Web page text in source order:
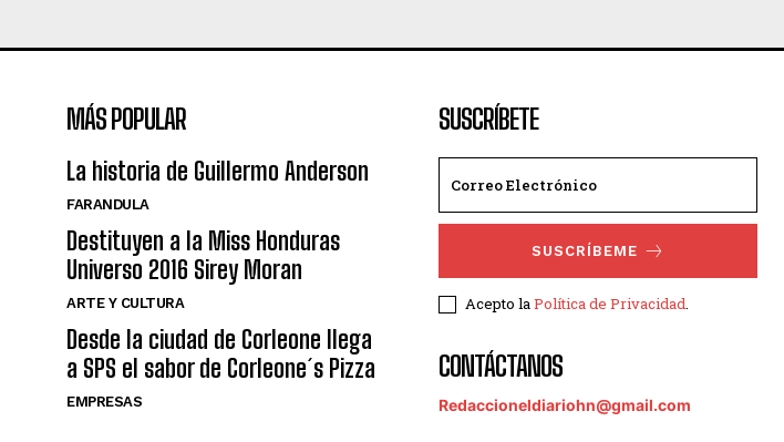
MÁS POPULAR
La historia de Guillermo Anderson
FARANDULA
Destituyen a la Miss Honduras
Universo 2016 Sirey Moran
ARTE Y CULTURA
Desde la ciudad de Corleone llega
a SPS el sabor de Corleone´s Pizza
EMPRESAS
SUSCRÍBETE
SUSCRÍBEME
Acepto laPolítica de Privacidad.
CONTÁCTANOS
Redaccioneldiariohn@gmail.com